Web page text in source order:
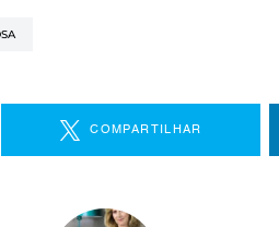
COMPARTILHAR